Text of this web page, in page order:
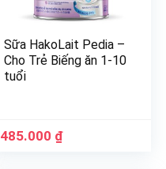
Sữa HakoLait Pedia –
Cho Trẻ Biếng ăn 1-10
tuổi
485.000 ₫